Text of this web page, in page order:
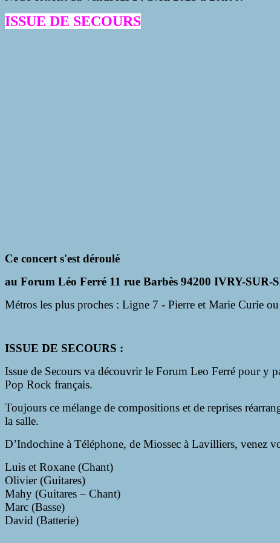
ISSUE DE SECOURS
Ce concert s'est déroulé
au Forum Léo Ferré 11 rue Barbès 94200 IVRY-SUR-
Métros les plus proches : Ligne 7 - Pierre et Marie Curie
ISSUE DE SECOURS :
Issue de Secours va découvrir le Forum Leo Ferré pour y
Pop Rock français.
Toujours ce mélange de compositions et de reprises
la salle.
D’Indochine à Téléphone, de Miossec à Lavilliers, venez
Luis et Roxane (Chant)
Olivier (Guitares)
Mahy (Guitares – Chant)
Marc (Basse)
David (Batterie)